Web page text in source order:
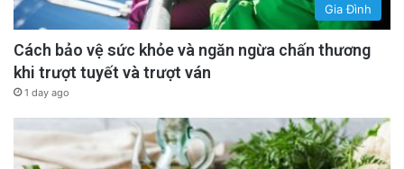
Gia Đình
Cách bảo vệ sức khỏe và ngăn ngừa chấn thương
khi trượt tuyết và trượt ván
1 day ago